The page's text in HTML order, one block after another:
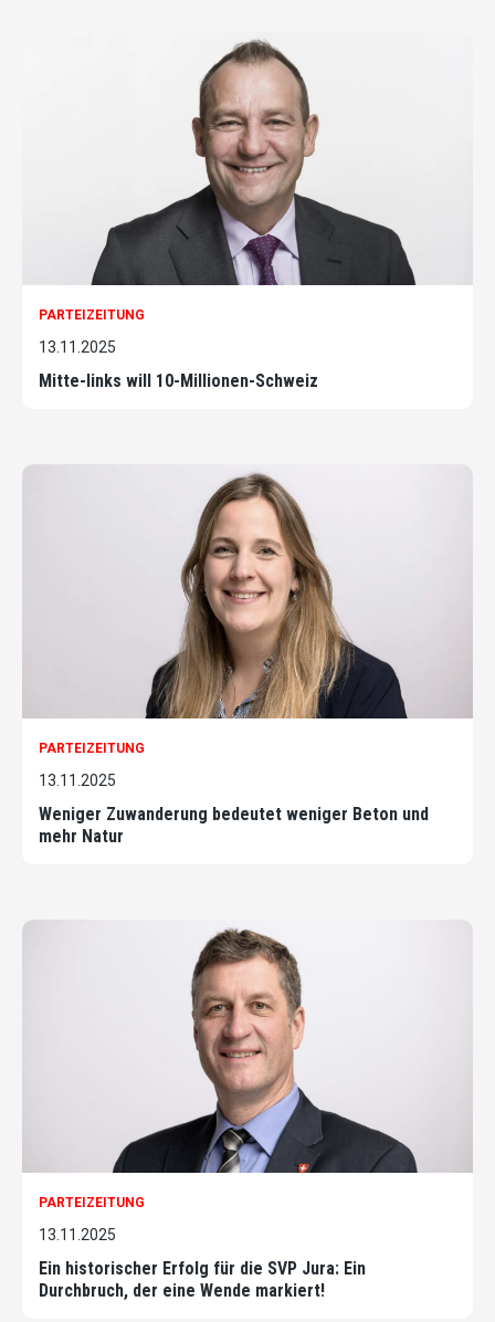
PARTEIZEITUNG
13.11.2025
Mitte-links will 10-Millionen-Schweiz
PARTEIZEITUNG
13.11.2025
Weniger Zuwanderung bedeutet weniger Beton und
mehr Natur
PARTEIZEITUNG
13.11.2025
Ein historischer Erfolg für die SVP Jura: Ein
Durchbruch, der eine Wende markiert!